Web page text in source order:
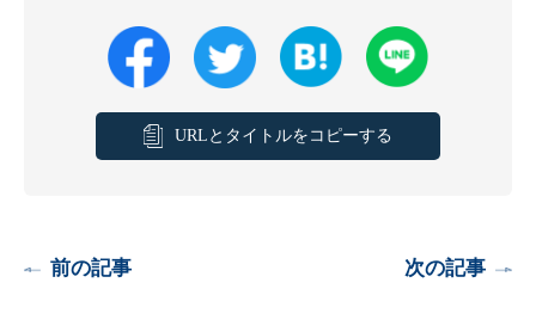
URLとタイトルをコピーする
前の記事 次の記事